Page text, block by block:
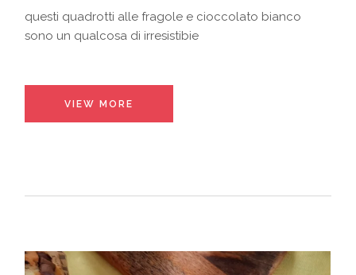
questi quadrotti alle fragole e cioccolato bianco
sono un qualcosa di irresistibie
VIEW MORE